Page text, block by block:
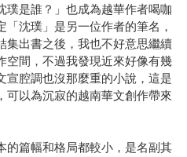
璞是誰？」也成為越華作者喝咖
沈璞」是另一位作者的筆名，
集出書之後，我也不好意思繼續
空間，不過我發現近來好像有幾
宣腔調也沒那麼重的小說，這是
可以為沉寂的越南華文創作帶來
的篇幅和格局都較小，是名副其